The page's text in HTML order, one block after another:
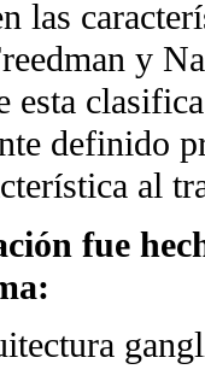
las
y
esta
definido
al
fue